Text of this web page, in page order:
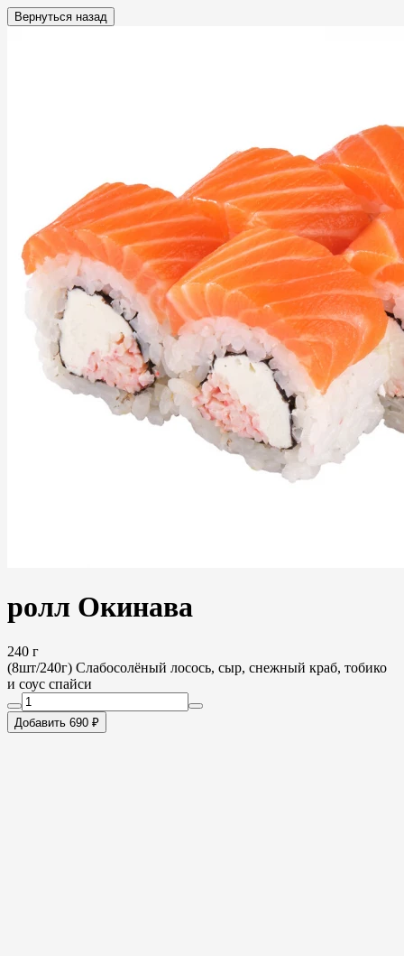
Вернуться назад
ролл Окинава
240 г
(8шт/240г) Слабосолёный лосось, сыр, снежный краб, тобико
и соус спайси
Добавить 690 ₽